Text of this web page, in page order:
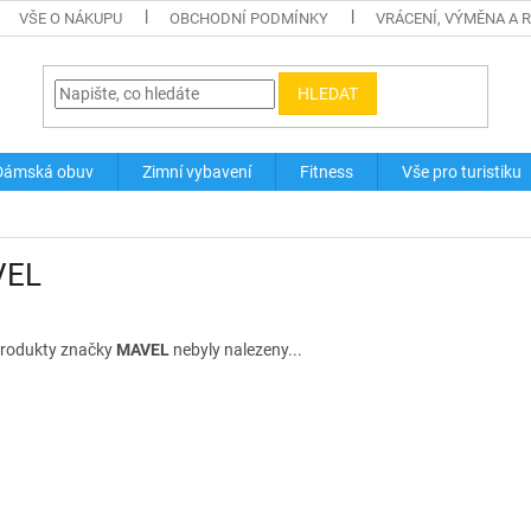
VŠE O NÁKUPU OBCHODNÍ PODMÍNKY VRÁCENÍ, VÝMĚNA A
HLEDAT
obuv Zimní vybavení Fitness Vše pro turistiku
značky MAVEL nebyly nalezeny...